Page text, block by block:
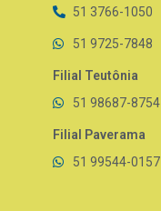
51 3766-1050
51 9725-7848
Filial Teutônia
51 98687-8754
Filial Paverama
51 99544-0157